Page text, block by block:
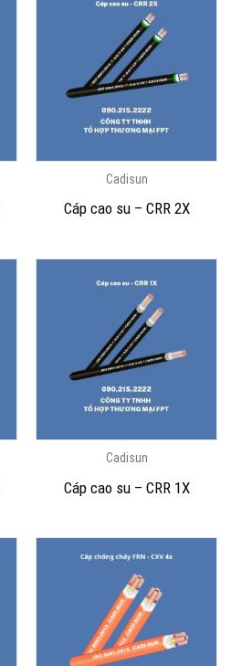
Cadisun
Cáp cao su – CRR 2X
Cadisun
Cáp cao su – CRR 1X